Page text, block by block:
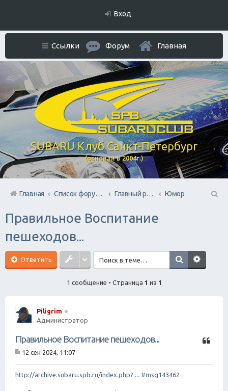
Вход
SUBARU Клуб Санкт-Петербург
(основан в 2004г.)
Ссылки Форум Главная
Главная Список форумов Главный раздел
Юмор
Правильное Воспитание
пешеходов...
Ответить
1 сообщение • Страница 1 из 1
Piligrim
Администратор
Ц
Правильное Воспитание пешеходов...
о
щ
12 сен 2024, 11:07
http://archive.subaru.spb.ru/index.php? ... #msg143462